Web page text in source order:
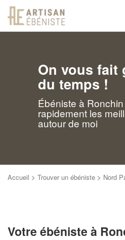
On vous fait
du temps !
Ébéniste à
rapidement les
autour de moi
Accueil > Trouver un ébéniste > Nord
Votre ébéniste à